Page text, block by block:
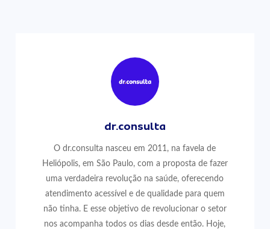
dr.consulta
O dr.consulta nasceu em 2011, na favela de
Heliópolis, em São Paulo, com a proposta de fazer
uma verdadeira revolução na saúde, oferecendo
atendimento acessível e de qualidade para quem
não tinha. E esse objetivo de revolucionar o setor
nos acompanha todos os dias desde então. Hoje,